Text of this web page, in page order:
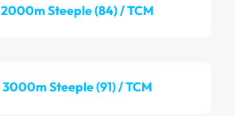
2000m Steeple (84) / TCM
3000m Steeple (91) / TCM